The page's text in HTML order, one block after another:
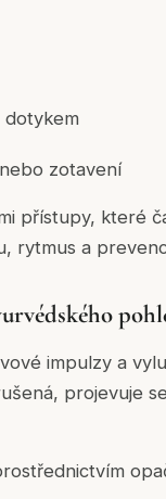
dotykem
zotavení
přístupy, které
rytmus a
impulzy a
projevuje